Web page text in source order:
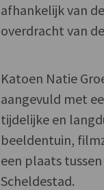
afhankelijk van
overdracht van
Katoen Natie
aangevuld met
tijdelijke en
beeldentuin,
een plaats
Scheldestad.